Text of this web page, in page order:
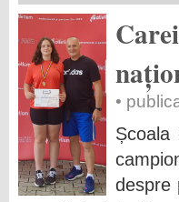
•
Școala
despre